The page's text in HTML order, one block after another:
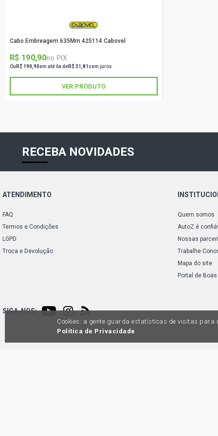
Cabo Embreagem 635Mm 425114 Cabovel
R$ 190,90no PIX
Ou R$ 190,90em até 6x deR$ 31,81 sem juros
VER PRODUTO
RECEBA NOVIDADES
ATENDIMENTO
FAQ
Termos e Condições
LGPD
Troca e Devolução
Quem somos
AutoZ é
Nossas
Trabalhe
Mapa do site
Portal de
SIGA-NOS:
Cookies: a gente guarda estatísticas de visitas para
Política de Privacidade